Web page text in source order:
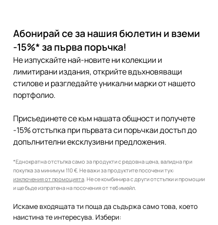
Абонирай се за нашия бюлетин и вземи
-15%* за първа поръчка!
Не изпускайте най-новите ни колекции и
лимитирани издания, открийте вдъхновяващи
стилове и разгледайте уникални марки от нашето
портфолио.
Присъединете се към нашата общност и получете
-15% отстъпка при първата си поръчкаи достъп до
допълнителни ексклузивни предложения.
*Еднократна отстъпка само за продукти с редовна цена, валидна при
покупка за минимум 110 €. Не важи за продуктите посочени тук:
изключения от промоцията. Не се комбинира с други отстъпки и промоции
и ще бъде изпратена на посочения от теб имейл.
Искаме входящата ти поща да съдържа само това, което
наистина те интересува. Избери: